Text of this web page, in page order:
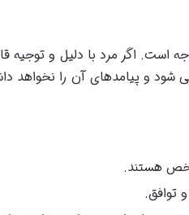
است. اگر مرد با دلیل و توجیه
شود و پیامدهای آن را نخواهد
هستند.
توافق.